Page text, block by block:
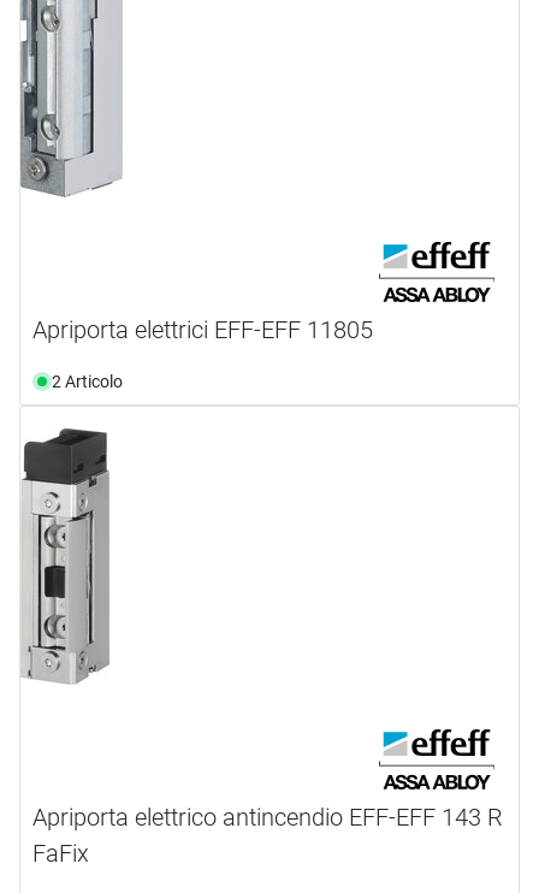
Apriporta elettrici EFF-EFF 11805
2 Articolo
Apriporta elettrico antincendio EFF-EFF 143 R
FaFix